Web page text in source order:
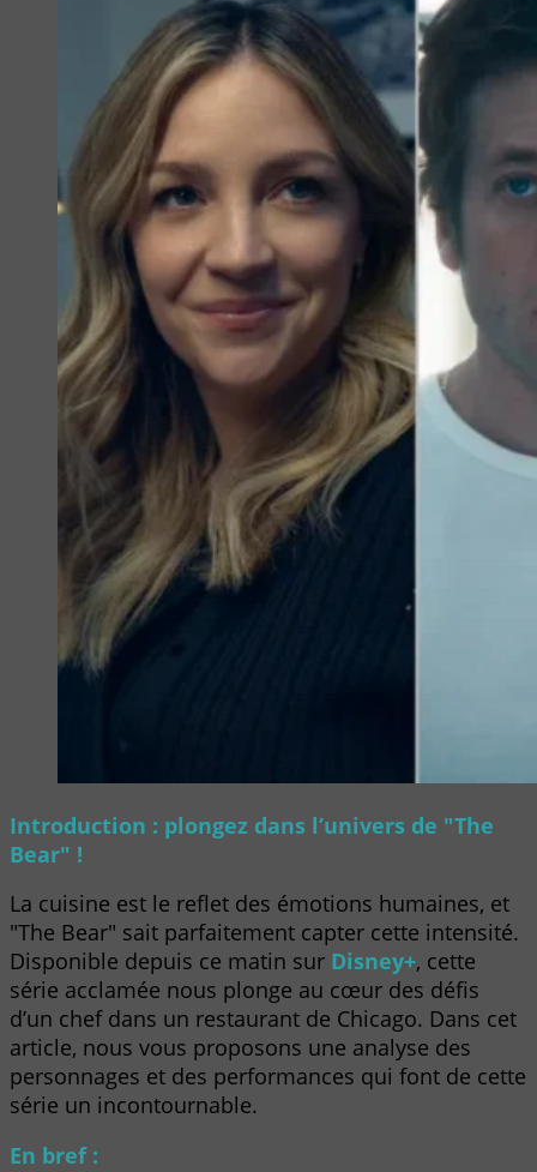
Introduction : plongez dans l’univers de "The
Bear" !
La cuisine est le reflet des émotions humaines, et
"The Bear" sait parfaitement capter cette intensité.
Disponible depuis ce matin sur Disney+, cette
série acclamée nous plonge au cœur des défis
d’un chef dans un restaurant de Chicago. Dans cet
article, nous vous proposons une analyse des
personnages et des performances qui font de cette
série un incontournable.
En bref :